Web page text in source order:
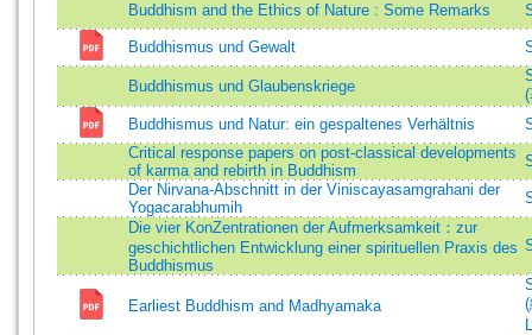
Buddhism and the Ethics of Nature : Some Remarks
Buddhismus und Gewalt
Buddhismus und Glaubenskriege
Buddhismus und Natur: ein gespaltenes Verhältnis
Critical response papers on post-classical developments
of karma and rebirth in Buddhism
Der Nirvana-Abschnitt in der Viniscayasamgrahani der
Yogacarabhumih
Die vier KonZentrationen der Aufmerksamkeit：zur
geschichtlichen Entwicklung einer spirituellen Praxis des
Buddhismus
Earliest Buddhism and Madhyamaka